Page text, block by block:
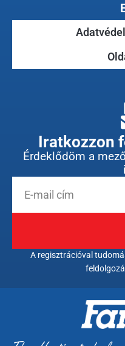
Iratkozzon
Érdeklődöm a
A regisztrációval